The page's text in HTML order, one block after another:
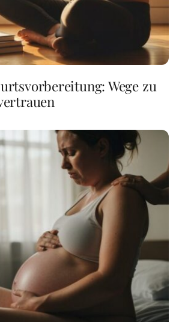
Wege zu